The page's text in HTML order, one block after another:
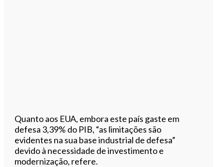
Quanto aos EUA, embora este país gaste em
defesa 3,39% do PIB, “as limitações são
evidentes na sua base industrial de defesa”
devido à necessidade de investimento e
modernização, refere.